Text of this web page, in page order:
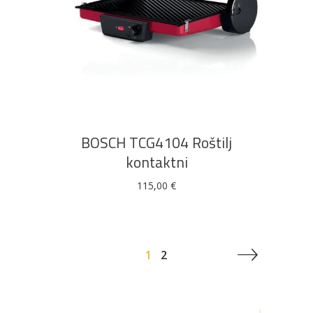
BOSCH TCG4104 Roštilj
kontaktni
115,00 €
1 2